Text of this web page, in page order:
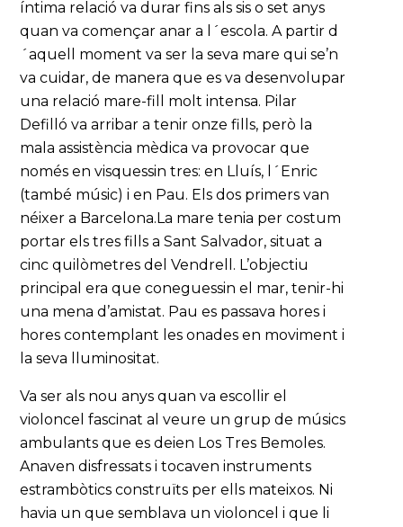
íntima relació va durar fins als sis o set anys
quan va començar anar a l´escola. A partir d
´aquell moment va ser la seva mare qui se’n
va cuidar, de manera que es va desenvolupar
una relació mare-fill molt intensa. Pilar
Defilló va arribar a tenir onze fills, però la
mala assistència mèdica va provocar que
només en visquessin tres: en Lluís, l´Enric
(també músic) i en Pau. Els dos primers van
néixer a Barcelona.La mare tenia per costum
portar els tres fills a Sant Salvador, situat a
cinc quilòmetres del Vendrell. L’objectiu
principal era que coneguessin el mar, tenir-hi
una mena d’amistat. Pau es passava hores i
hores contemplant les onades en moviment i
la seva lluminositat.
Va ser als nou anys quan va escollir el
violoncel fascinat al veure un grup de músics
ambulants que es deien Los Tres Bemoles.
Anaven disfressats i tocaven instruments
estrambòtics construïts per ells mateixos. Ni
havia un que semblava un violoncel i que li